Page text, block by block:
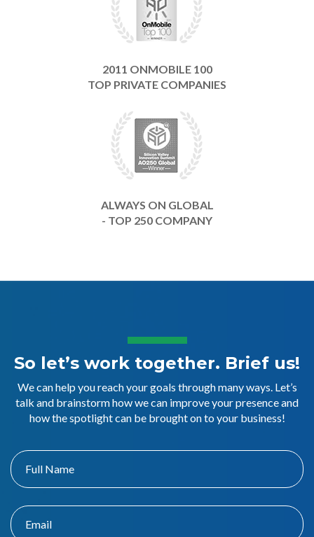
2011 ONMOBILE 100
TOP PRIVATE COMPANIES
ALWAYS ON GLOBAL
- TOP 250 COMPANY
So let’s work together. Brief us!
We can help you reach your goals through many ways. Let’s
talk and brainstorm how we can improve your presence and
how the spotlight can be brought on to your business!